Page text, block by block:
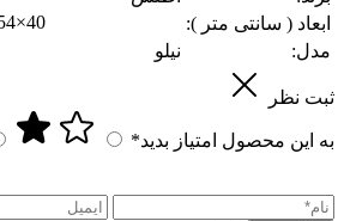
ابعاد ( سانتی متر ):
مدل:
نیلو
ثبت نظر
به این محصول امتیاز بدید*